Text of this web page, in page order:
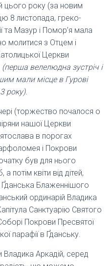
цього року (за новим
8 листопада, греко-
та Мазур і Помор’я мала
молитися з Отцем і
Церкви
(перша велелюдна зустріч і
мали місце в Гурові
року).
(торжество почалося о
нашої Церкви
в порогах
і Покрови
був для нього
а потім квіти від дітей,
Ґданська Блаженнішого
ординарій Владика
Санктуарію Святого
Покрови Пресвятої
парафії в Ґданську.
Аркадій, серед